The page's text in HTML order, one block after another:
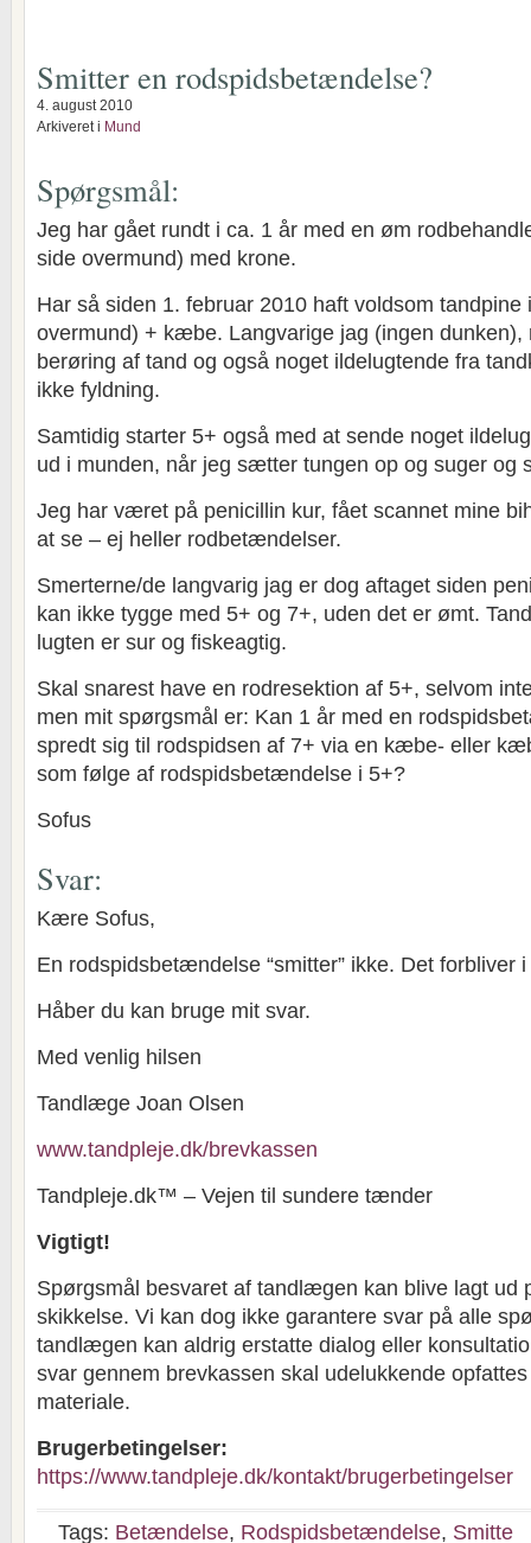
Smitter en rodspidsbetændelse?
4. august 2010
Arkiveret i Mund
Spørgsmål:
Jeg har gået rundt i ca. 1 år med en øm
side overmund) med krone.
Har så siden 1. februar 2010 haft voldsom tandpine
overmund) + kæbe. Langvarige jag (ingen dunken),
berøring af tand og også noget ildelugtende fra
ikke fyldning.
Samtidig starter 5+ også med at sende noget
ud i munden, når jeg sætter tungen op og suger og
Jeg har været på penicillin kur, fået scannet mine
at se – ej heller rodbetændelser.
Smerterne/de langvarig jag er dog aftaget siden
kan ikke tygge med 5+ og 7+, uden det er ømt.
lugten er sur og fiskeagtig.
Skal snarest have en rodresektion af 5+, selvom
men mit spørgsmål er: Kan 1 år med en
spredt sig til rodspidsen af 7+ via en kæbe- eller
som følge af rodspidsbetændelse i 5+?
Sofus
Svar:
Kære Sofus,
En rodspidsbetændelse “smitter” ikke. Det forbliver
Håber du kan bruge mit svar.
Med venlig hilsen
Tandlæge Joan Olsen
www.tandpleje.dk/brevkassen
Tandpleje.dk™ – Vejen til sundere tænder
Vigtigt!
Spørgsmål besvaret af tandlægen kan blive lagt ud
skikkelse. Vi kan dog ikke garantere svar på alle
tandlægen kan aldrig erstatte dialog eller
svar gennem brevkassen skal udelukkende
materiale.
Brugerbetingelser:
https://www.tandpleje.dk/kontakt/brugerbetingelser
Tags: Betændelse, Rodspidsbetændelse, Smitte